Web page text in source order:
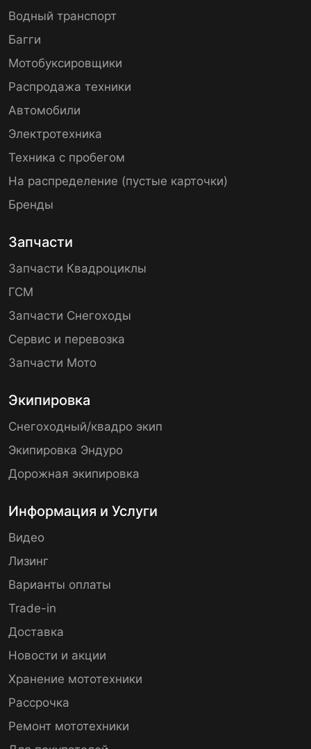
Водный транспорт
Багги
Мотобуксировщики
Распродажа техники
Автомобили
Электротехника
Техника с пробегом
На распределение (пустые карточки)
Бренды
Запчасти
Запчасти Квадроциклы
ГСМ
Запчасти Снегоходы
Сервис и перевозка
Запчасти Мото
Экипировка
Снегоходный/квадро экип
Экипировка Эндуро
Дорожная экипировка
Информация и Услуги
Видео
Лизинг
Варианты оплаты
Trade-in
Доставка
Новости и акции
Хранение мототехники
Рассрочка
Ремонт мототехники